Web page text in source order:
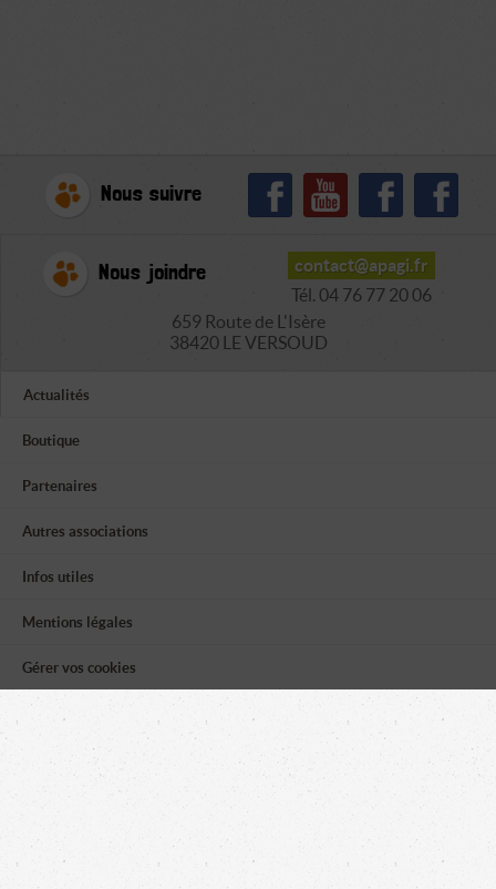
Nous suivre
Nous joindre
contact@apagi.fr
Tél. 04 76 77 20 06
659 Route de L'Isère
38420 LE VERSOUD
Actualités
Boutique
Partenaires
Autres associations
Infos utiles
Mentions légales
Gérer vos cookies